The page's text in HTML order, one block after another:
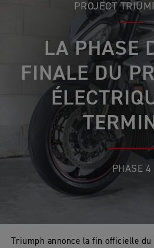
PROJECT
LA PHASE
FINALE DU
PHASE 4
Triumph annonce la fin officielle